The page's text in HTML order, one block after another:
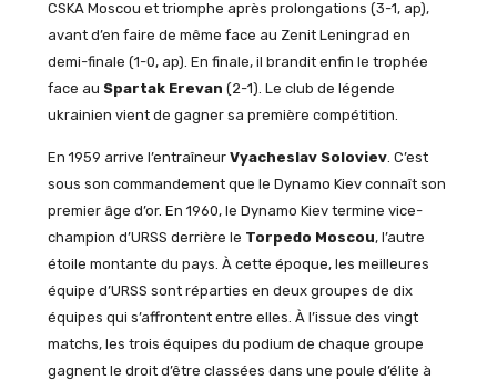
CSKA Moscou et triomphe après prolongations (3-1, ap),
avant d’en faire de même face au Zenit Leningrad en
demi-finale (1-0, ap). En finale, il brandit enfin le trophée
face au Spartak Erevan (2-1). Le club de légende
ukrainien vient de gagner sa première compétition.
En 1959 arrive l’entraîneur Vyacheslav Soloviev. C’est
sous son commandement que le Dynamo Kiev connaît son
premier âge d’or. En 1960, le Dynamo Kiev termine vice-
champion d’URSS derrière le Torpedo Moscou, l’autre
étoile montante du pays. À cette époque, les meilleures
équipe d’URSS sont réparties en deux groupes de dix
équipes qui s’affrontent entre elles. À l’issue des vingt
matchs, les trois équipes du podium de chaque groupe
gagnent le droit d’être classées dans une poule d’élite à